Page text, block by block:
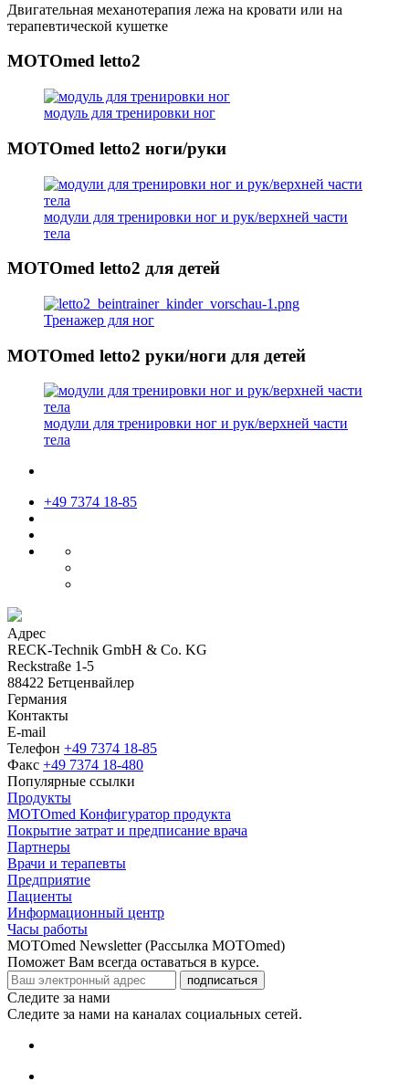
Двигательная механотерапия лежа на кровати или на
терапевтической кушетке
MOTOmed letto2
модуль для тренировки ног
MOTOmed letto2 ноги/руки
модули для тренировки ног и рук/верхней части
тела
MOTOmed letto2 для детей
Тренажер для ног
MOTOmed letto2 руки/ноги для детей
модули для тренировки ног и рук/верхней части
тела
+49 7374 18-85
Адрес
RECK-Technik GmbH & Co. KG
Reckstraße 1-5
88422 Бетценвайлер
Германия
Контакты
E-mail
Телефон +49 7374 18-85
Факс +49 7374 18-480
Популярные ссылки
Продукты
MOTOmed Конфигуратор продукта
Покрытие затрат и предписание врача
Партнеры
Врачи и терапевты
Предприятие
Пациенты
Информационный центр
Часы работы
MOTOmed Newsletter (Рассылка MOTOmed)
Поможет Вам всегда оставаться в курсе.
подписаться
Следите за нами
Следите за нами на каналах социальных сетей.